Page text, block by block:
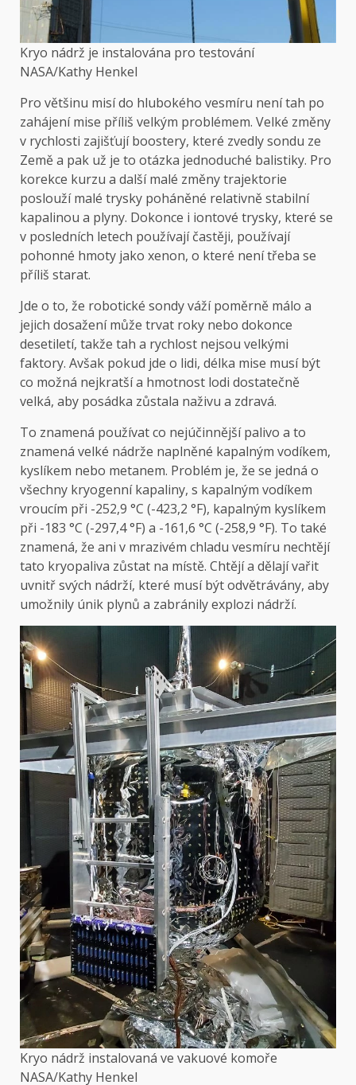
Kryo nádrž je instalována pro testování
NASA/Kathy Henkel
Pro většinu misí do hlubokého vesmíru není tah po
zahájení mise příliš velkým problémem. Velké změny
v rychlosti zajišťují boostery, které zvedly sondu ze
Země a pak už je to otázka jednoduché balistiky. Pro
korekce kurzu a další malé změny trajektorie
poslouží malé trysky poháněné relativně stabilní
kapalinou a plyny. Dokonce i iontové trysky, které se
v posledních letech používají častěji, používají
pohonné hmoty jako xenon, o které není třeba se
příliš starat.
Jde o to, že robotické sondy váží poměrně málo a
jejich dosažení může trvat roky nebo dokonce
desetiletí, takže tah a rychlost nejsou velkými
faktory. Avšak pokud jde o lidi, délka mise musí být
co možná nejkratší a hmotnost lodi dostatečně
velká, aby posádka zůstala naživu a zdravá.
To znamená používat co nejúčinnější palivo a to
znamená velké nádrže naplněné kapalným vodíkem,
kyslíkem nebo metanem. Problém je, že se jedná o
všechny kryogenní kapaliny, s kapalným vodíkem
vroucím při -252,9 °C (-423,2 °F), kapalným kyslíkem
při -183 °C (-297,4 °F) a -161,6 °C (-258,9 °F). To také
znamená, že ani v mrazivém chladu vesmíru nechtějí
tato kryopaliva zůstat na místě. Chtějí a dělají vařit
uvnitř svých nádrží, které musí být odvětrávány, aby
umožnily únik plynů a zabránily explozi nádrží.
Kryo nádrž instalovaná ve vakuové komoře
NASA/Kathy Henkel